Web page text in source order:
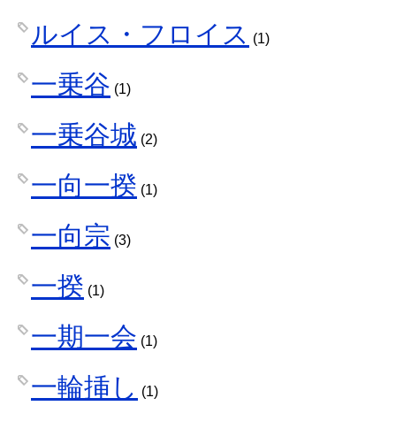
ルイス・フロイス (1)
一乗谷 (1)
一乗谷城 (2)
一向一揆 (1)
一向宗 (3)
一揆 (1)
一期一会 (1)
一輪挿し (1)